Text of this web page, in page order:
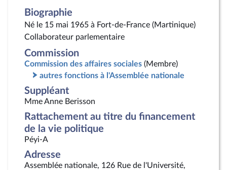
Biographie
Né le 15 mai 1965 à Fort-de-France (Martinique)
Collaborateur parlementaire
Commission
Commission des affaires sociales (Membre)
autres fonctions à l'Assemblée nationale
Suppléant
Mme Anne Berisson
Rattachement au titre du financement
de la vie politique
Péyi-A
Adresse
Assemblée nationale, 126 Rue de l'Université,